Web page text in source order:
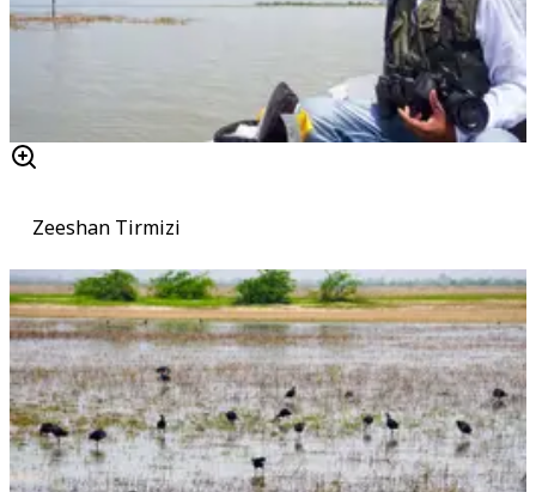
Zeeshan Tirmizi